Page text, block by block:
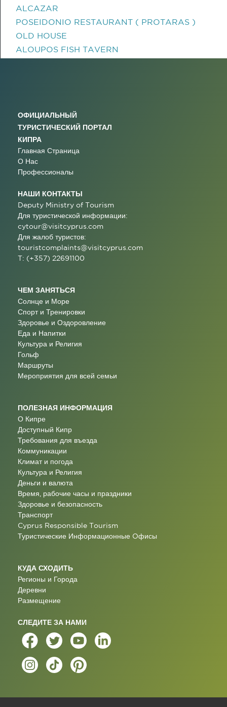
ALCAZAR
POSEIDONIO RESTAURANT ( PROTARAS )
OLD HOUSE
ALOUPOS FISH TAVERN
ОФИЦИАЛЬНЫЙ
ТУРИСТИЧЕСКИЙ ПОРТАЛ
КИПРА
Главная Страница
О Нас
Профессионалы
НАШИ КОНТАКТЫ
Deputy Ministry of Tourism
Для туристической информации:
cytour@visitcyprus.com
Для жалоб туристов:
touristcomplaints@visitcyprus.com
T: (+357) 22691100
ЧЕМ ЗАНЯТЬСЯ
Солнце и Море
Спорт и Тренировки
Здоровье и Оздоровление
Еда и Напитки
Культура и Религия
Гольф
Маршруты
Мероприятия для всей семьи
ПОЛЕЗНАЯ ИНФОРМАЦИЯ
О Кипре
Доступный Кипр
Требования для въезда
Коммуникации
Климат и погода
Культура и Религия
Деньги и валюта
Время, рабочие часы и праздники
Здоровье и безопасность
Транспорт
Cyprus Responsible Tourism
Туристические Информационные Oфисы
КУДА СХОДИТЬ
Регионы и Города
Деревни
Размещение
СЛЕДИТЕ ЗА НАМИ